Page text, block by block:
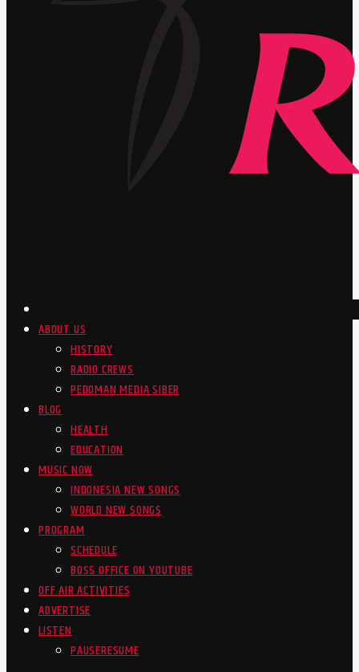
ABOUT US
HISTORY
RADIO CREWS
PEDOMAN MEDIA SIBER
BLOG
HEALTH
EDUCATION
MUSIC NOW
INDONESIA NEW SONGS
WORLD NEW SONGS
PROGRAM
SCHEDULE
BOSS OFFICE ON YOUTUBE
OFF AIR ACTIVITIES
ADVERTISE
LISTEN
PAUSERESUME